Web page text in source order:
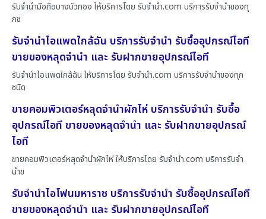
รับจำนำมือถือบางบัวทอง ให้บริการโดย รับจํานํา.com บริการรับจำนำของทุ
กช
รับจำนำไอแพดใกล้ฉัน บริการรับจำนำ รับซื้ออุปกรณ์ไอที
ขายของหลุดจำนำ และ รับฝากขายอุปกรณ์ไอที
รับจำนำไอแพดใกล้ฉัน ให้บริการโดย รับจํานํา.com บริการรับจำนำของทุก
ชนิด
ขายคอมพิวเตอร์หลุดจำนำผักไห่ บริการรับจำนำ รับซื้อ
อุปกรณ์ไอที ขายของหลุดจำนำ และ รับฝากขายอุปกรณ์
ไอที
ขายคอมพิวเตอร์หลุดจำนำผักไห่ ให้บริการโดย รับจํานํา.com บริการรับจำ
นำข
รับจำนำไอโฟนมหาราช บริการรับจำนำ รับซื้ออุปกรณ์ไอที
ขายของหลุดจำนำ และ รับฝากขายอุปกรณ์ไอที